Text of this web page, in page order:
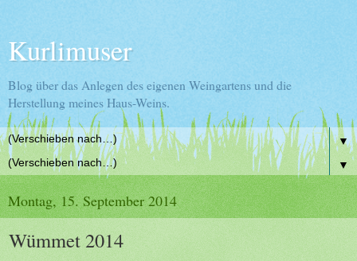
Kurlimuser
Blog über das Anlegen des eigenen Weingartens und die
Herstellung meines Haus-Weins.
▼
▼
Montag, 15. September 2014
Wümmet 2014